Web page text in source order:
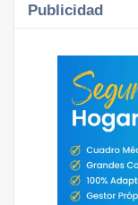
Publicidad